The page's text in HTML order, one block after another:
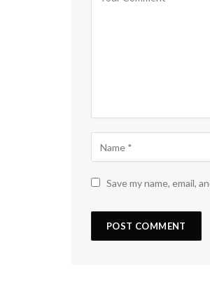
Save my name, email,